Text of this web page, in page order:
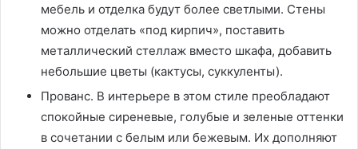
мебель и отделка будут более светлыми. Стены
можно отделать «под кирпич», поставить
металлический стеллаж вместо шкафа, добавить
небольшие цветы (кактусы, суккуленты).
Прованс. В интерьере в этом стиле преобладают
спокойные сиреневые, голубые и зеленые оттенки
в сочетании с белым или бежевым. Их дополняют